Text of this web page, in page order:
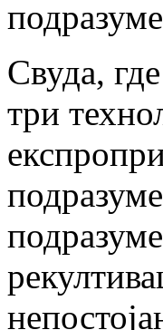
Свуда,
три